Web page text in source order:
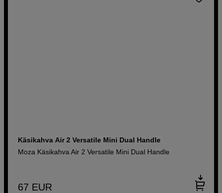
Käsikahva Air 2 Versatile Mini Dual Handle
Moza Käsikahva Air 2 Versatile Mini Dual Handle
67 EUR